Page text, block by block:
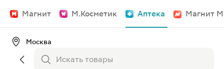
Магнит М.Косметик Аптека Магнит
Москва